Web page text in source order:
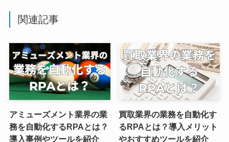
関連記事
アミューズメント業界の業
務を自動化するRPAとは？
導入事例やツールを紹介
買取業界の業務を自動化す
るRPAとは？導入メリット
やおすすめツールを紹介